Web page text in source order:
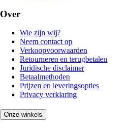
Over
Wie zijn wij?
Neem contact op
Verkoopvoorwaarden
Retourneren en terugbetalen
Juridische disclaimer
Betaalmethoden
Prijzen en leveringsopties
Privacy verklaring
Onze winkels